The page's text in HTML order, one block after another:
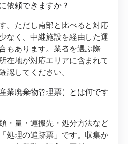
依頼できますか？
。ただし南部と比べると対応
なく、中継施設を経由した運
もあります。業者を選ぶ際
在地が対応エリアに含まれて
認してください。
業廃棄物管理票）とは何です
・量・運搬先・処分方法など
処理の追跡票」です。収集か